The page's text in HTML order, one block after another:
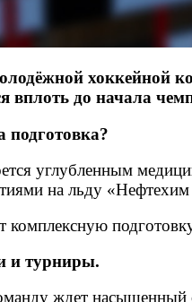
хоккейной
вплоть до начала
подготовка?
углубленным
на льду
комплексную
и турниры.
ждет насыщенный